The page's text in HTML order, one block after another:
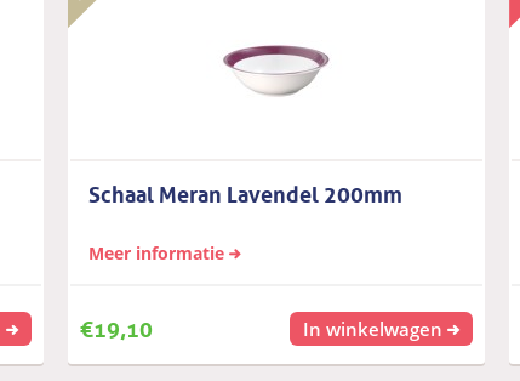
Schaal Meran Lavendel 200mm
Meer informatie
€19,10 In winkelwagen